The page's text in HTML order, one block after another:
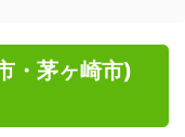
・茅ヶ崎市)